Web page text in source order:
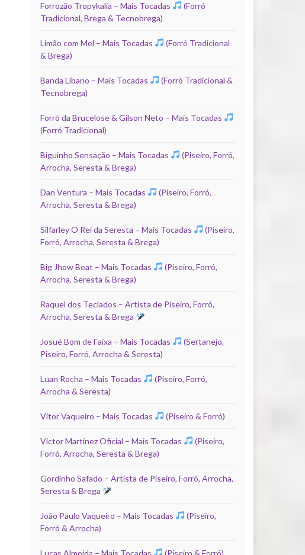
Forrozão Tropykalia – Mais Tocadas
(Forró
Tradicional, Brega & Tecnobrega)
Limão com Mel – Mais Tocadas
(Forró Tradicional
& Brega)
Banda Líbano – Mais Tocadas
(Forró Tradicional &
Tecnobrega)
Forró da Brucelose & Gilson Neto – Mais Tocadas
(Forró Tradicional)
Biguinho Sensação – Mais Tocadas
(Piseiro, Forró,
Arrocha, Seresta & Brega)
Dan Ventura – Mais Tocadas
(Piseiro, Forró,
Arrocha, Seresta & Brega)
Silfarley O Rei da Seresta – Mais Tocadas
(Piseiro,
Forró, Arrocha, Seresta & Brega)
Big Jhow Beat – Mais Tocadas
(Piseiro, Forró,
Arrocha, Seresta & Brega)
Raquel dos Teclados – Artista de Piseiro, Forró,
Arrocha, Seresta & Brega
Josué Bom de Faixa – Mais Tocadas
(Sertanejo,
Piseiro, Forró, Arrocha & Seresta)
Luan Rocha – Mais Tocadas
(Piseiro, Forró,
Arrocha & Seresta)
Vitor Vaqueiro – Mais Tocadas (Piseiro & Forró)
Victor Martinez Oficial – Mais Tocadas
(Piseiro,
Forró, Arrocha, Seresta & Brega)
Gordinho Safado – Artista de Piseiro, Forró, Arrocha,
Seresta & Brega
João Paulo Vaqueiro – Mais Tocadas
(Piseiro,
Forró & Arrocha)
Lucas Almeida – Mais Tocadas (Piseiro & Forró)